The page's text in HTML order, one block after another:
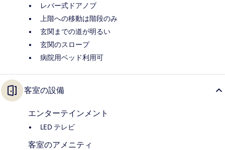
レバー式ドアノブ
上階への移動は階段のみ
玄関までの道が明るい
玄関のスロープ
病院用ベッド利用可
客室の設備
エンターテインメント
LED テレビ
客室のアメニティ